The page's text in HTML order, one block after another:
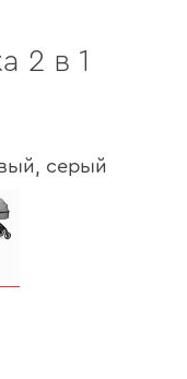
2 в 1
серый